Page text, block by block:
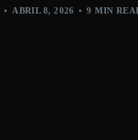
ABRIL 8, 2026 9 MIN